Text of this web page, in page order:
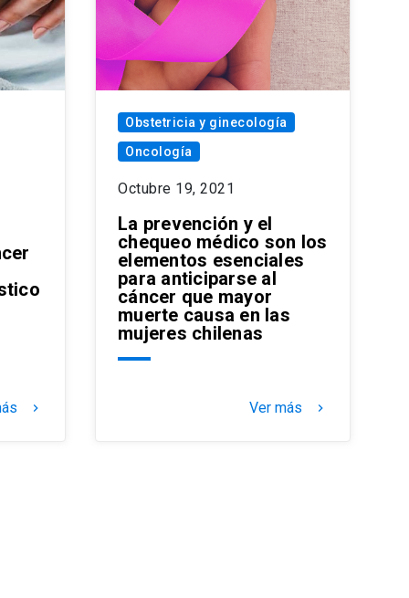
keyboard_arrow_right
Obstetricia y ginecología
Oncología
Octubre 19, 2021
La prevención y el
chequeo médico son los
elementos esenciales
para anticiparse al
cáncer que mayor
muerte causa en las
mujeres chilenas
Ver más keyboard_arrow_right